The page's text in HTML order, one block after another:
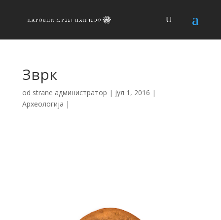
Зврк
od strane администратор | јул 1, 2016 |
Археологија |